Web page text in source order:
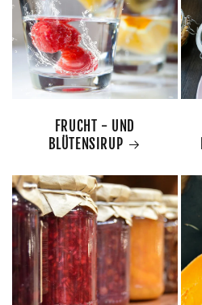
FRUCHT - UND
BLÜTENSIRUP